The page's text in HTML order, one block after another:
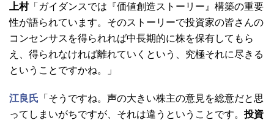
上村「ガイダンスでは『価値創造ストーリー』構築の重要
性が語られています。そのストーリーで投資家の皆さんの
コンセンサスを得られれば中長期的に株を保有してもら
え、得られなければ離れていくという、究極それに尽きる
ということですかね。」
江良氏 「そうですね。声の大きい株主の意見を総意だと思
ってしまいがちですが、それは違うということです。投資